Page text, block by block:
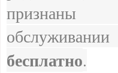
бесплатно.